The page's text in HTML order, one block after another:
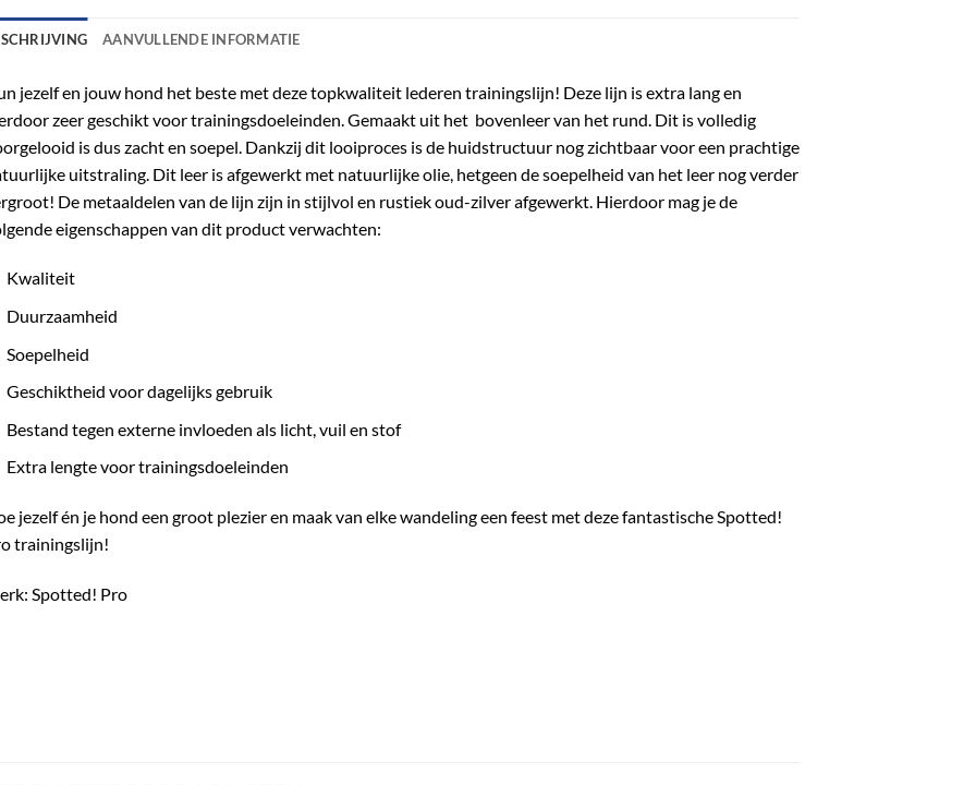
AANVULLENDE INFORMATIE
jezelf en jouw hond het beste met deze topkwaliteit lederen trainingslijn! Deze lijn is extra lang en
zeer geschikt voor trainingsdoeleinden. Gemaakt uit het bovenleer van het rund. Dit is volledig
is dus zacht en soepel. Dankzij dit looiproces is de huidstructuur nog zichtbaar voor een prachtige
uitstraling. Dit leer is afgewerkt met natuurlijke olie, hetgeen de soepelheid van het leer nog verder
De metaaldelen van de lijn zijn in stijlvol en rustiek oud-zilver afgewerkt. Hierdoor mag je de
eigenschappen van dit product verwachten:
Kwaliteit
Duurzaamheid
Soepelheid
Geschiktheid voor dagelijks gebruik
Bestand tegen externe invloeden als licht, vuil en stof
Extra lengte voor trainingsdoeleinden
jezelf én je hond een groot plezier en maak van elke wandeling een feest met deze fantastische Spotted!
trainingslijn!
Spotted! Pro